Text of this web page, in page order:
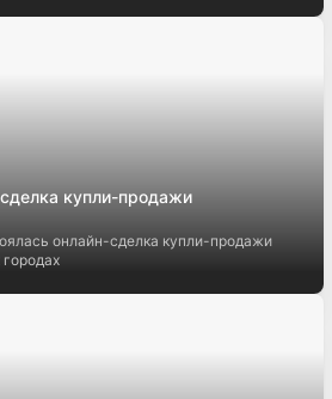
купли-продажи
онлайн-сделка купли-продажи